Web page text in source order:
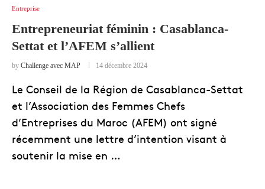
Entreprise
Entrepreneuriat féminin : Casablanca-
Settat et l’AFEM s’allient
by Challenge avec MAP 14 décembre 2024
Le Conseil de la Région de Casablanca-Settat
et l’Association des Femmes Chefs
d’Entreprises du Maroc (AFEM) ont signé
récemment une lettre d’intention visant à
soutenir la mise en …